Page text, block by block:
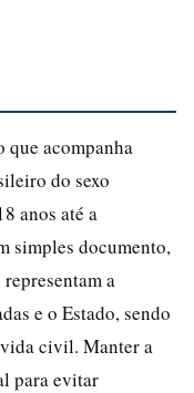
acompanha
do sexo
anos até a
simples documento,
a
e o Estado, sendo
civil. Manter a
para evitar